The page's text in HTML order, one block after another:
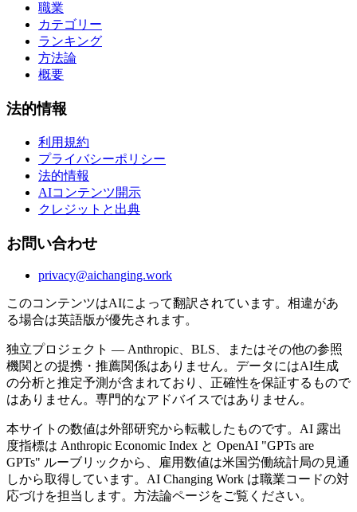
職業
カテゴリー
ランキング
方法論
概要
法的情報
利用規約
プライバシーポリシー
法的情報
AIコンテンツ開示
クレジットと出典
お問い合わせ
privacy@aichanging.work
このコンテンツはAIによって翻訳されています。相違があ
る場合は英語版が優先されます。
独立プロジェクト — Anthropic、BLS、またはその他の参照
機関との提携・推薦関係はありません。データにはAI生成
の分析と推定予測が含まれており、正確性を保証するもので
はありません。専門的なアドバイスではありません。
本サイトの数値は外部研究から転載したものです。AI 露出
度指標は Anthropic Economic Index と OpenAI "GPTs are
GPTs" ルーブリックから、雇用数値は米国労働統計局の見通
しから取得しています。AI Changing Work は職業コードの対
応づけを担当します。方法論ページをご覧ください。